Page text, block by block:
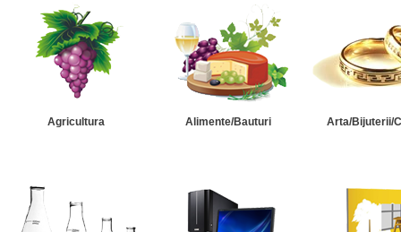
Agricultura Alimente/Bauturi Arta/Bijuterii/